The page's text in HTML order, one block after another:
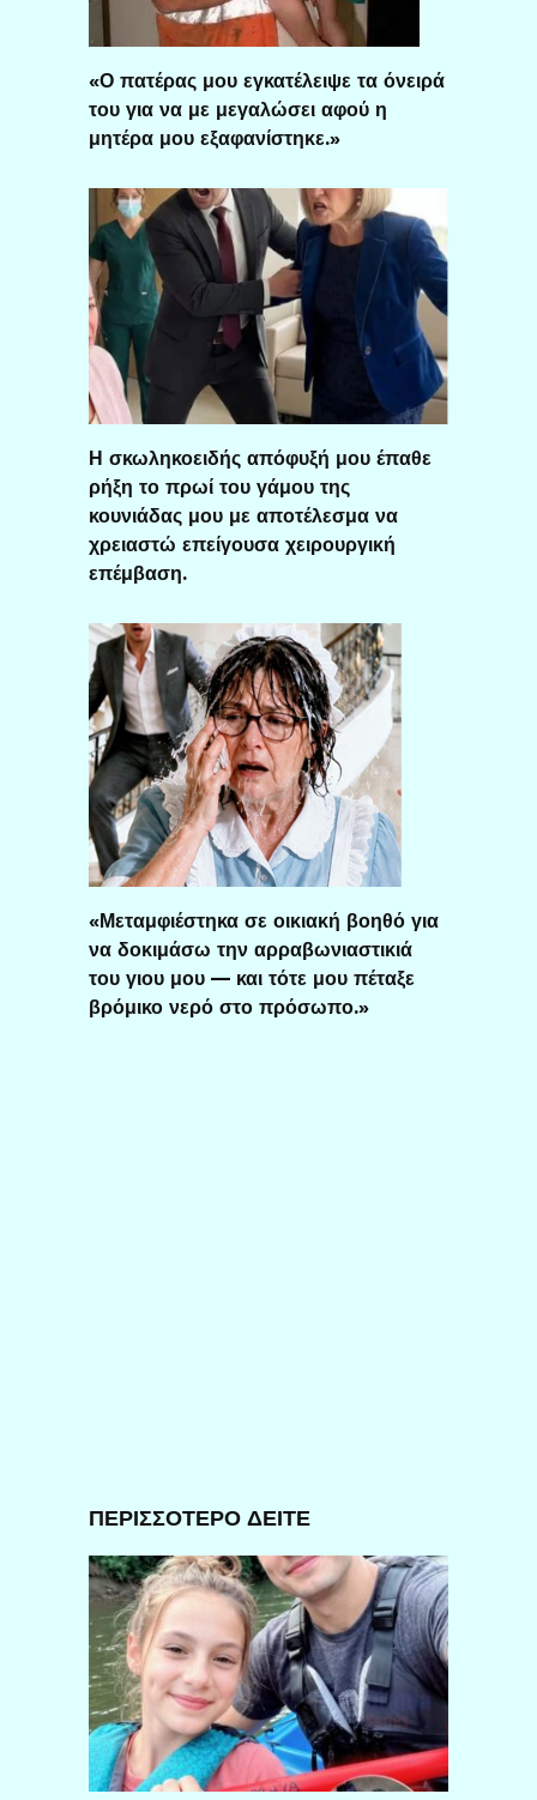
«Ο πατέρας μου εγκατέλειψε τα όνειρά
του για να με μεγαλώσει αφού η
μητέρα μου εξαφανίστηκε.»
Η σκωληκοειδής απόφυξή μου έπαθε
ρήξη το πρωί του γάμου της
κουνιάδας μου με αποτέλεσμα να
χρειαστώ επείγουσα χειρουργική
επέμβαση.
«Μεταμφιέστηκα σε οικιακή βοηθό για
να δοκιμάσω την αρραβωνιαστικιά
του γιου μου — και τότε μου πέταξε
βρόμικο νερό στο πρόσωπο.»
ΠΕΡΙΣΣΟΤΕΡΟ ΔΕΙΤΕ